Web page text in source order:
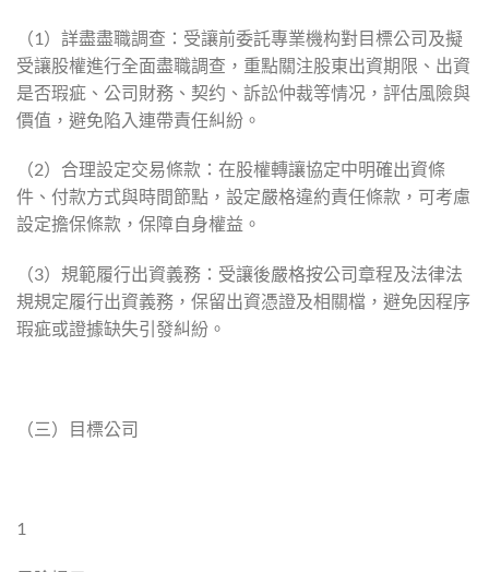
（1）詳盡盡職調查：受讓前委託專業機构對目標公司及擬
受讓股權進行全面盡職調查，重點關注股東出資期限、出資
是否瑕疵、公司財務、契约、訴訟仲裁等情况，評估風險與
價值，避免陷入連帶責任糾紛。
（2）合理設定交易條款：在股權轉讓協定中明確出資條
件、付款方式與時間節點，設定嚴格違約責任條款，可考慮
設定擔保條款，保障自身權益。
（3）規範履行出資義務：受讓後嚴格按公司章程及法律法
規規定履行出資義務，保留出資憑證及相關檔，避免因程序
瑕疵或證據缺失引發糾紛。
（三）目標公司
1